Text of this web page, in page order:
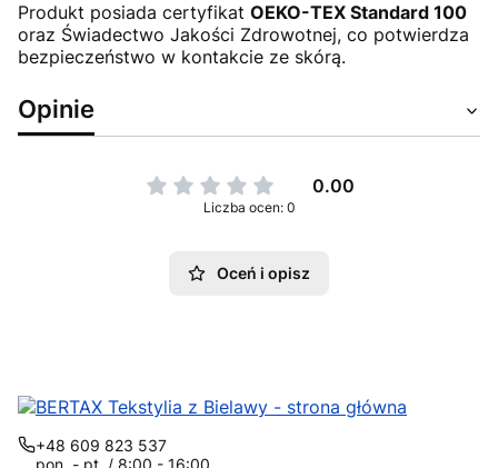
Produkt posiada certyfikat OEKO-TEX Standard 100
oraz Świadectwo Jakości Zdrowotnej, co potwierdza
bezpieczeństwo w kontakcie ze skórą.
Opinie
0.00
Liczba ocen: 0
Oceń i opisz
+48 609 823 537